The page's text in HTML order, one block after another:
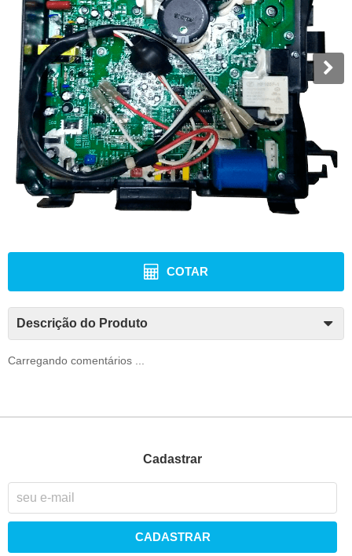
COTAR
Descrição do Produto
Carregando comentários ...
Cadastrar
CADASTRAR